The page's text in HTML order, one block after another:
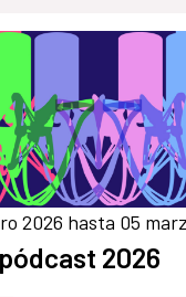
2026 hasta 05
2026